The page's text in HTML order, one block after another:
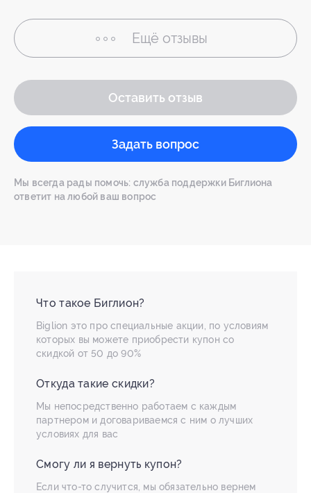
Ещё отзывы
Оставить отзыв
Задать вопрос
Мы всегда рады помочь: служба поддержки Биглиона
ответит на любой ваш вопрос
Что такое Биглион?
Biglion это про специальные акции, по условиям
которых вы можете приобрести купон со
скидкой от 50 до 90%
Откуда такие скидки?
Мы непосредственно работаем с каждым
партнером и договариваемся с ним о лучших
условиях для вас
Смогу ли я вернуть купон?
Если что-то случится, мы обязательно вернем